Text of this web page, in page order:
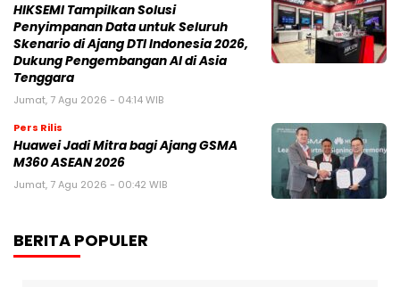
HIKSEMI Tampilkan Solusi
Penyimpanan Data untuk Seluruh
Skenario di Ajang DTI Indonesia 2026,
Dukung Pengembangan AI di Asia
Tenggara
Jumat, 7 Agu 2026 - 04:14 WIB
Pers Rilis
Huawei Jadi Mitra bagi Ajang GSMA
M360 ASEAN 2026
Jumat, 7 Agu 2026 - 00:42 WIB
BERITA POPULER